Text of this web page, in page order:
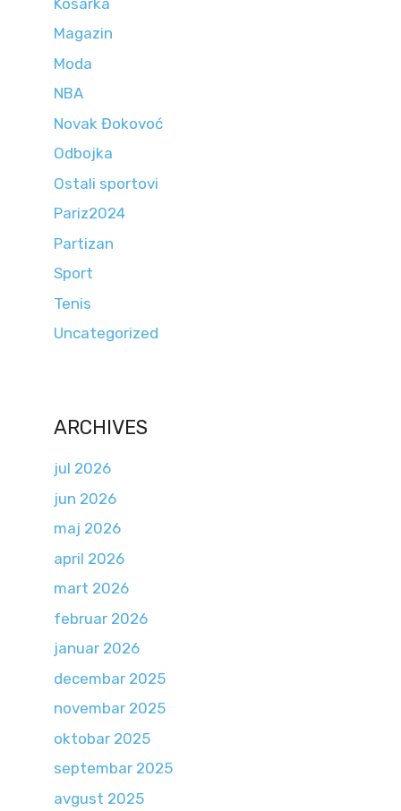
Magazin
Moda
NBA
Novak Đokovoć
Odbojka
Ostali sportovi
Pariz2024
Partizan
Sport
Tenis
Uncategorized
ARCHIVES
jul 2026
jun 2026
maj 2026
april 2026
mart 2026
februar 2026
januar 2026
decembar 2025
novembar 2025
oktobar 2025
septembar 2025
avgust 2025